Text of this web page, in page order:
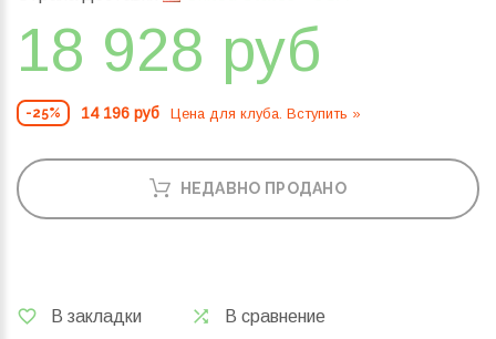
18 928 руб
-25% 14 196 руб Цена для клуба. Вступить »
НЕДАВНО ПРОДАНО
В закладки В сравнение